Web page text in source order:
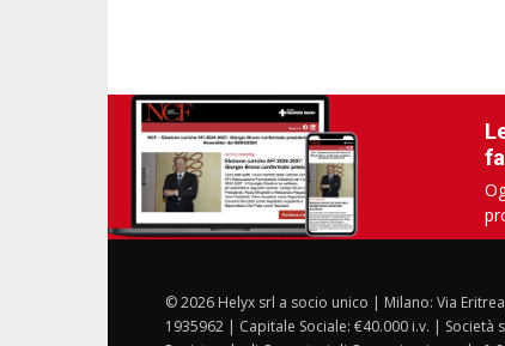
© 2026 Helyx srl a socio unico | Milano: Via
1935962 | Capitale Sociale: €40.000 i.v. |